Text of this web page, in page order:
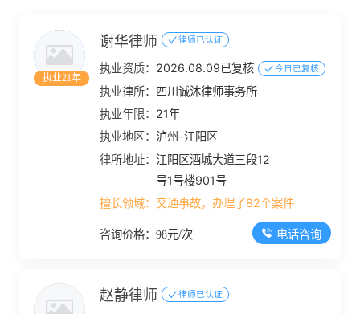
执业21年
谢华律师 律师已认证
执业资质： 2026.08.09已复核 今日已复核
执业律所： 四川诚沐律师事务所
执业年限： 21年
执业地区：泸州–江阳区
律所地址：江阳区酒城大道三段12
号1号楼901号
擅长领域： 交通事故，办理了82个案件
咨询价格：98元/次 电话咨询
赵静律师 律师已认证